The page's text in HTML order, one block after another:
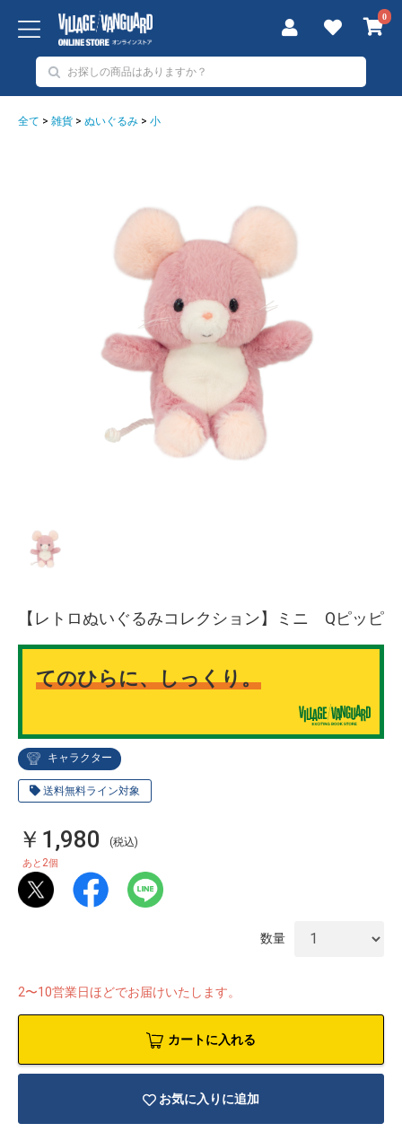
0
全て > 雑貨 > ぬいぐるみ > 小
キャラクター
送料無料ライン対象
【レトロぬいぐるみコレクション】ミニ Qピッピ
てのひらに、しっくり。
￥1,980 (税込)
あと 2個
数量
2〜10営業日ほどでお届けいたします。
カートに入れる
お気に入りに追加
イラストレ
アダルトグ